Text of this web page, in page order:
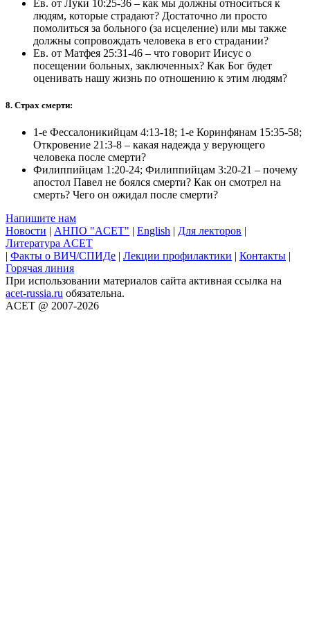
Ев. от Луки 10:25-36 – как мы должны относиться к
людям, которые страдают? Достаточно ли просто
помолиться за больного (за исцеление) или мы также
должны сопровождать человека в его страдании?
Ев. от Матфея 25:31-46 – что говорит Иисус о
посещении больных, заключенных? Как Бог будет
оценивать нашу жизнь по отношению к этим людям?
8. Страх смерти:
1-е Фессалоникийцам 4:13-18; 1-е Коринфянам 15:35-58;
Откровение 21:3-8 – какая надежда у верующего
человека после смерти?
Филиппийцам 1:20-24; Филиппийцам 3:20-21 – почему
апостол Павел не боялся смерти? Как он смотрел на
смерть? Чего он ожидал после смерти?
Напишите нам
Новости | АНПО "ACET" | English | Для лекторов |
Литература ACET
| Факты о ВИЧ/СПИДе | Лекции профилактики | Контакты |
Горячая линия
При использовании материалов сайта активная ссылка на
acet-russia.ru обязательна.
ACET @ 2007-2026